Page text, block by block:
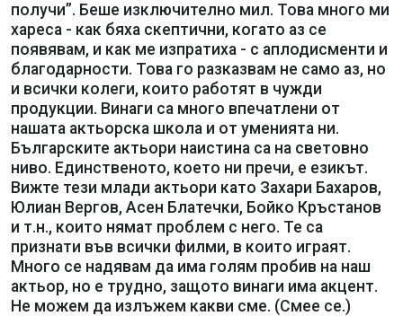
получи”. Беше изключително мил. Това много ми
хареса - как бяха скептични, когато аз се
появявам, и как ме изпратиха - с аплодисменти и
благодарности. Това го разказвам не само аз, но
и всички колеги, които работят в чужди
продукции. Винаги са много впечатлени от
нашата актьорска школа и от уменията ни.
Българските актьори наистина са на световно
ниво. Единственото, което ни пречи, е езикът.
Вижте тези млади актьори като Захари Бахаров,
Юлиан Вергов, Асен Блатечки, Бойко Кръстанов
и т.н., които нямат проблем с него. Те са
признати във всички филми, в които играят.
Много се надявам да има голям пробив на наш
актьор, но е трудно, защото винаги има акцент.
Не можем да излъжем какви сме. (Смее се.)